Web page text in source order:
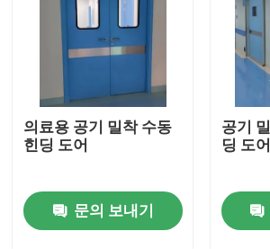
의료용 공기 밀착 수동
힌딩 도어
문의 보내기
공기
딩 도어